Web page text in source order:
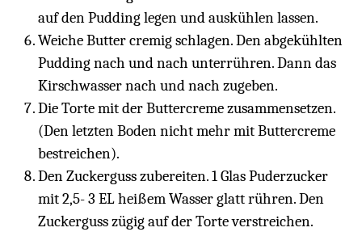
auf den Pudding legen und auskühlen lassen.
Weiche Butter cremig schlagen. Den abgekühlten
Pudding nach und nach unterrühren. Dann das
Kirschwasser nach und nach zugeben.
Die Torte mit der Buttercreme zusammensetzen.
(Den letzten Boden nicht mehr mit Buttercreme
bestreichen).
Den Zuckerguss zubereiten. 1 Glas Puderzucker
mit 2,5- 3 EL heißem Wasser glatt rühren. Den
Zuckerguss zügig auf der Torte verstreichen.